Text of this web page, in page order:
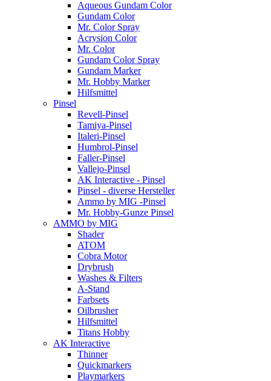
Aqueous Gundam Color
Gundam Color
Mr. Color Spray
Acrysion Color
Mr. Color
Gundam Color Spray
Gundam Marker
Mr. Hobby Marker
Hilfsmittel
Pinsel
Revell-Pinsel
Tamiya-Pinsel
Italeri-Pinsel
Humbrol-Pinsel
Faller-Pinsel
Vallejo-Pinsel
AK Interactive - Pinsel
Pinsel - diverse Hersteller
Ammo by MIG -Pinsel
Mr. Hobby-Gunze Pinsel
AMMO by MIG
Shader
ATOM
Cobra Motor
Drybrush
Washes & Filters
A-Stand
Farbsets
Oilbrusher
Hilfsmittel
Titans Hobby
AK Interactive
Thinner
Quickmarkers
Playmarkers